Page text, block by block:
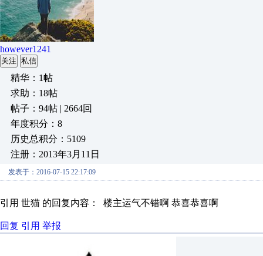
however1241
关注 私信
精华：1帖
求助：18帖
帖子：94帖 | 2664回
年度积分：8
历史总积分：5109
注册：2013年3月11日
发表于：2016-07-15 22:17:09
引用 世猫 的回复内容： 楼主运气不错啊 恭喜恭喜啊
回复 引用 举报